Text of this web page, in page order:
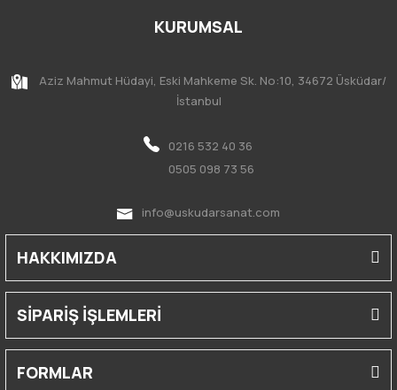
KURUMSAL
Aziz Mahmut Hüdayi, Eski Mahkeme Sk. No:10, 34672 Üsküdar/
İstanbul
0216 532 40 36
0505 098 73 56
info@uskudarsanat.com
HAKKIMIZDA
SİPARİŞ İŞLEMLERİ
FORMLAR